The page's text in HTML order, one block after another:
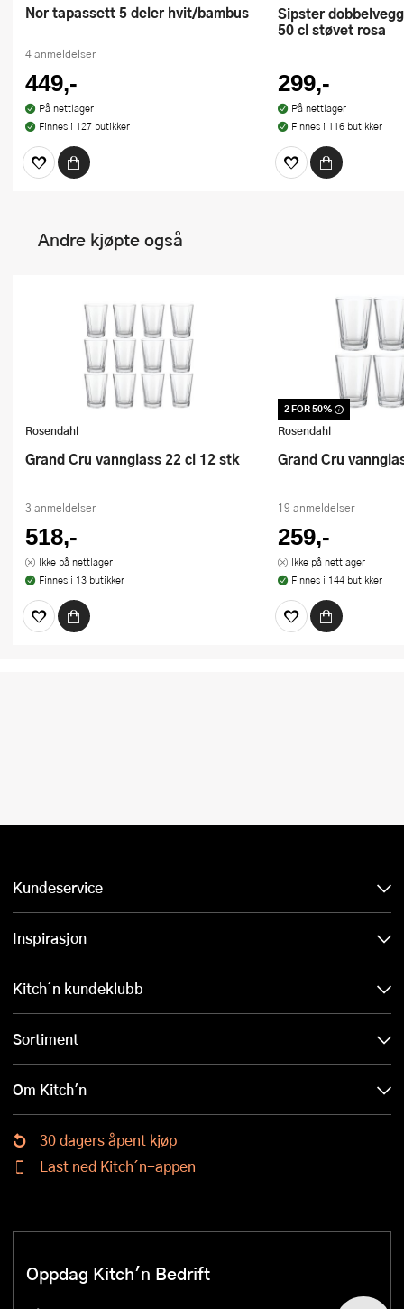
Nor tapassett 5 deler hvit/bambus
4 anmeldelser
449,-
På nettlager
Finnes i 127 butikker
Sipster dobbelvegget drikkeglass
50 cl støvet rosa
299,-
På nettlager
Finnes i 116 butikker
Andre kjøpte også
Rosendahl
Grand Cru vannglass 22 cl 12 stk
3 anmeldelser
518,-
Ikke på nettlager
Finnes i 13 butikker
2 FOR 50%
Dette produktet er
kampanje. Benytt
Rosendahl
Grand Cru
19 anmeldelser
259,-
Ikke på nettlager
Finnes i 144 butikker
Kundeservice
Inspirasjon
Kitch´n kundeklubb
Sortiment
Om Kitch'n
30 dagers åpent kjøp
Last ned Kitch´n-appen
Oppdag Kitch'n Bedrift